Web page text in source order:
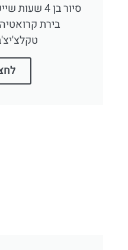
סיור בן 4
בירת